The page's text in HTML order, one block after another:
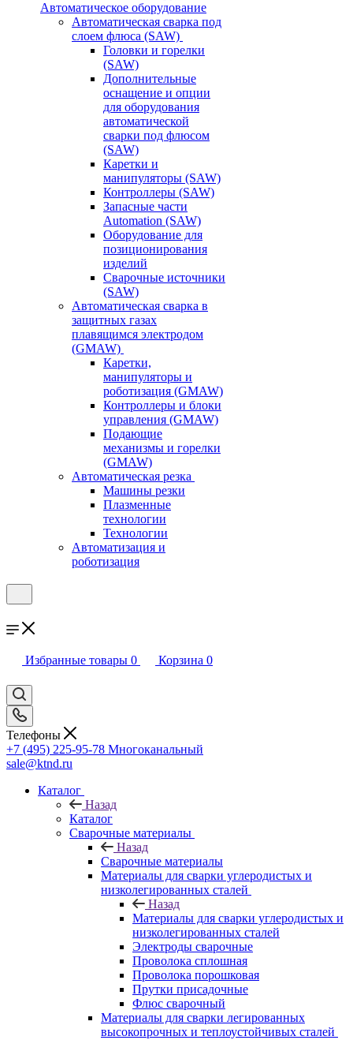
Автоматическое оборудование
Автоматическая сварка под
слоем флюса (SAW)
Головки и горелки
(SAW)
Дополнительные
оснащение и опции
для оборудования
автоматической
сварки под флюсом
(SAW)
Каретки и
манипуляторы (SAW)
Контроллеры (SAW)
Запасные части
Automation (SAW)
Оборудование для
позиционирования
изделий
Сварочные источники
(SAW)
Автоматическая сварка в
защитных газах
плавящимся электродом
(GMAW)
Каретки,
манипуляторы и
роботизация (GMAW)
Контроллеры и блоки
управления (GMAW)
Подающие
механизмы и горелки
(GMAW)
Автоматическая резка
Машины резки
Плазменные
технологии
Технологии
Автоматизация и
роботизация
Избранные товары 0 Корзина 0
Телефоны
+7 (495) 225-95-78 Многоканальный
sale@ktnd.ru
Каталог
Назад
Каталог
Сварочные материалы
Назад
Сварочные материалы
Материалы для сварки углеродистых и
низколегированных сталей
Назад
Материалы для сварки углеродистых и
низколегированных сталей
Электроды сварочные
Проволока сплошная
Проволока порошковая
Прутки присадочные
Флюс сварочный
Материалы для сварки легированных
высокопрочных и теплоустойчивых сталей